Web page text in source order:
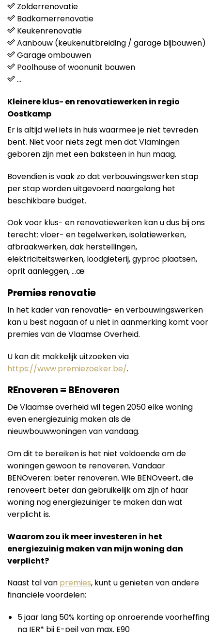
Zolderrenovatie
Badkamerrenovatie
Keukenrenovatie
Aanbouw (keukenuitbreiding / garage bijbouwen)
Garage ombouwen
Poolhouse of woonunit bouwen
…
Kleinere klus- en renovatiewerken in regio
Oostkamp
Er is altijd wel iets in huis waarmee je niet tevreden
bent. Niet voor niets zegt men dat Vlamingen
geboren zijn met een baksteen in hun maag.
Bovendien is vaak zo dat verbouwingswerken stap
per stap worden uitgevoerd naargelang het
beschikbare budget.
Ook voor klus- en renovatiewerken kan u dus bij ons
terecht: vloer- en tegelwerken, isolatiewerken,
afbraakwerken, dak herstellingen,
elektriciteitswerken, loodgieterij, gyproc plaatsen,
oprit aanleggen, …æ
Premies renovatie
In het kader van renovatie- en verbouwingswerken
kan u best nagaan of u niet in aanmerking komt voor
premies van de Vlaamse Overheid.
U kan dit makkelijk uitzoeken via
https://www.premiezoeker.be/.
REnoveren = BEnoveren
De Vlaamse overheid wil tegen 2050 elke woning
even energiezuinig maken als de
nieuwbouwwoningen van vandaag.
Om dit te bereiken is het niet voldoende om de
woningen gewoon te renoveren. Vandaar
BENOveren: beter renoveren. Wie BENOveert, die
renoveert beter dan gebruikelijk om zijn of haar
woning nog energiezuiniger te maken dan wat
verplicht is.
Waarom zou ik meer investeren in het
energiezuinig maken van mijn woning dan
verplicht?
Naast tal van premies, kunt u genieten van andere
financiële voordelen:
5 jaar lang 50% korting op onroerende voorheffing
na IER* bij E-peil van max. E90